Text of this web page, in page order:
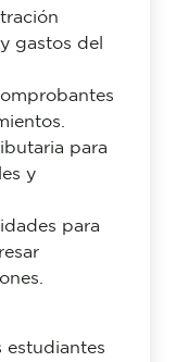
gastos del
para
y
para
estudiantes